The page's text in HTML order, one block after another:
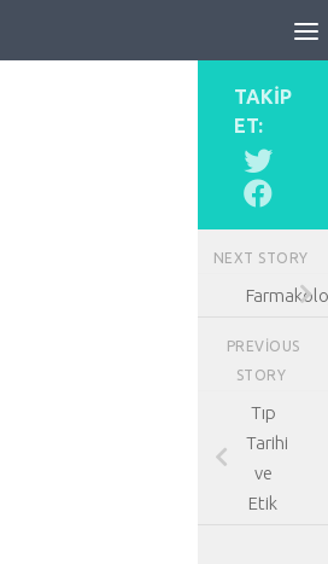
TAKIP
ET:
NEXT STORY
PREVIOUS
STORY
Tıp
Tarihi
ve
Etik